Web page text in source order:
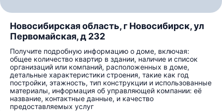
Новосибирская область, г Новосибирск, ул
Первомайская, д 232
Получите подробную информацию о доме, включая:
общее количество квартир в здании, наличие и список
организаций или компаний, расположенных в доме,
детальные характеристики строения, такие как год
постройки, этажность, тип конструкции и использованные
материалы, информация об управляющей компании: её
название, контактные данные, и качество
предоставляемых услуг